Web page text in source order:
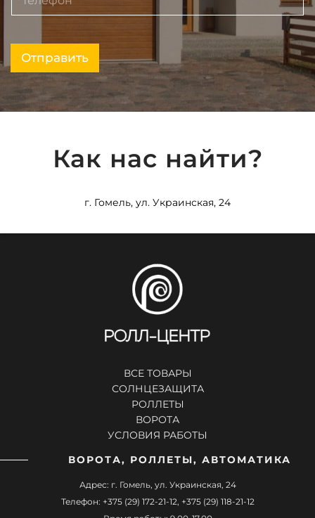
Отправить
Как нас найти?
г. Гомель, ул. Украинская, 24
ВСЕ ТОВАРЫ
СОЛНЦЕЗАЩИТА
РОЛЛЕТЫ
ВОРОТА
УСЛОВИЯ РАБОТЫ
ВОРОТА, РОЛЛЕТЫ, АВТОМАТИКА
Адрес: г. Гомель, ул. Украинская, 24
Телефон: +375 (29) 172-21-12, +375 (29) 118-21-12